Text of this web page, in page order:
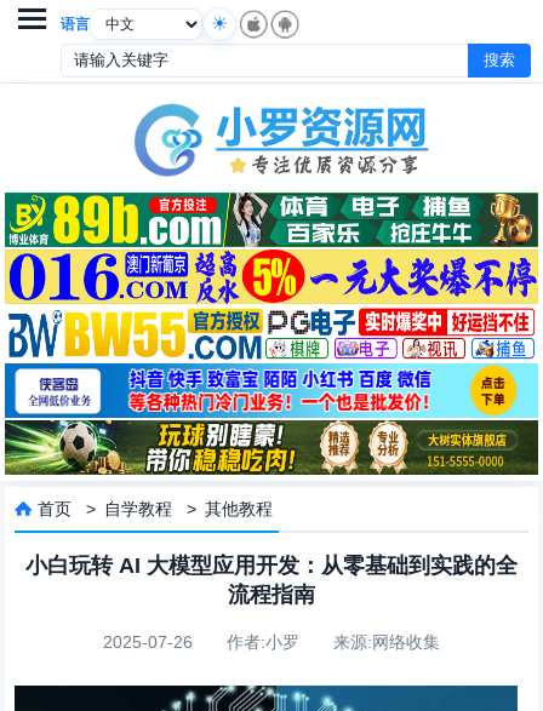
语言

 首页 > 自学教程 >其他教程
小白玩转 AI 大模型应用开发：从零基础到实践的全
流程指南
2025-07-26 作者:小罗 来源:网络收集